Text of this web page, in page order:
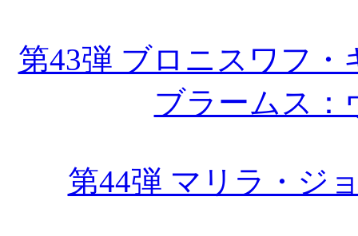
第43弾 ブロニスワフ
ブラームス：
第44弾 マリラ・ジ